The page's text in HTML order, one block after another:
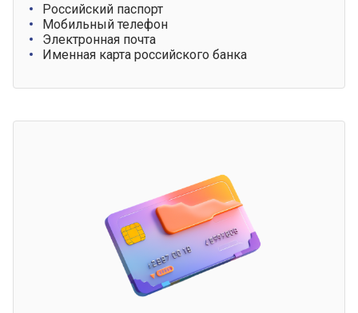
Российский паспорт
Мобильный телефон
Электронная почта
Именная карта российского банка